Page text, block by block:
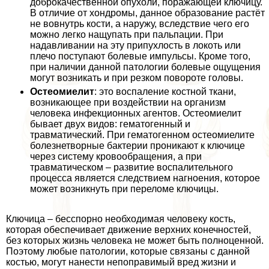
доброкачественной опухоли, поражающей ключицу.
В отличие от хондромы, данное образование растёт
не вовнутрь кости, а наружу, вследствие чего его
можно легко нащупать при пальпации. При
надавливании на эту припухлость в локоть или
плечо поступают болевые импульсы. Кроме того,
при наличии данной патологии болевые ощущения
могут возникать и при резком повороте головы.
Остеомиелит: это воспаление костной ткани,
возникающее при воздействии на организм
человека инфекционных агентов. Остеомиелит
бывает двух видов: гематогенный и
травматический. При гематогенном остеомиелите
болезнетворные бактерии проникают к ключице
через систему кровообращения, а при
травматическом – развитие воспалительного
процесса является следствием нагноения, которое
может возникнуть при переломе ключицы.
Ключица – бесспopно необходимая человеку кость,
которая обеспечивает движение верхних конечностей,
без которых жизнь человека не может быть полноценной.
Поэтому любые патологии, которые связаны с данной
костью, могут нанести непоправимый вред жизни и